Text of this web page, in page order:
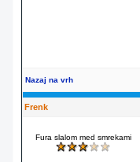
Nazaj na vrh
Frenk
Fura slalom med smrekami